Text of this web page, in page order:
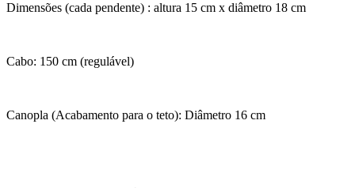
Dimensões (cada pendente) : altura 15 cm x diâmetro 18 cm
Cabo: 150 cm (regulável)
Canopla (Acabamento para o teto): Diâmetro 16 cm